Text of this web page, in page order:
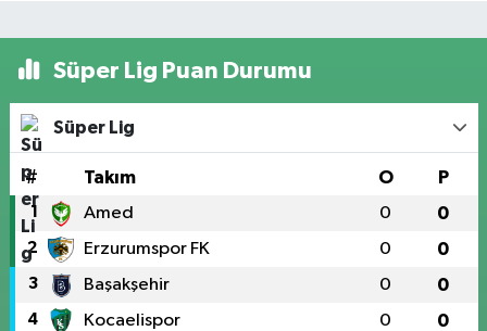
Süper Lig Puan Durumu
Süper Lig
# Takım O P
1 Amed 0 0
2 Erzurumspor FK 0 0
3 Başakşehir 0 0
4 Kocaelispor 0 0